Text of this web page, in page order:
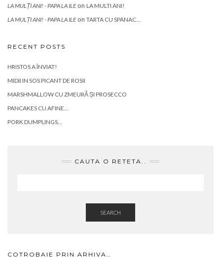
LA MULȚI ANI! - PAPA LA ILEon LA MULTI ANI!
LA MULȚI ANI! - PAPA LA ILEon TARTA CU SPANAC…
RECENT POSTS
HRISTOS A ÎNVIAT!
MIDII IN SOS PICANT DE ROSII
MARSHMALLOW CU ZMEURĂ ȘI PROSECCO
PANCAKES CU AFINE…
PORK DUMPLINGS…
CAUTA O RETETA..
SEARCH
COTROBAIE PRIN ARHIVA…